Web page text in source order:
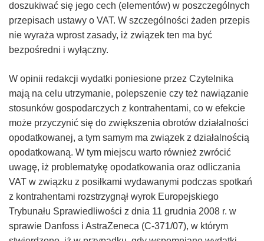
doszukiwać się jego cech (elementów) w poszczególnych
przepisach ustawy o VAT. W szczególności żaden przepis
nie wyraża wprost zasady, iż związek ten ma być
bezpośredni i wyłączny.
W opinii redakcji wydatki poniesione przez Czytelnika
mają na celu utrzymanie, polepszenie czy też nawiązanie
stosunków gospodarczych z kontrahentami, co w efekcie
może przyczynić się do zwiększenia obrotów działalności
opodatkowanej, a tym samym ma związek z działalnością
opodatkowaną. W tym miejscu warto również zwrócić
uwagę, iż problematykę opodatkowania oraz odliczania
VAT w związku z posiłkami wydawanymi podczas spotkań
z kontrahentami rozstrzygnął wyrok Europejskiego
Trybunału Sprawiedliwości z dnia 11 grudnia 2008 r. w
sprawie Danfoss i AstraZeneca (C-371/07), w którym